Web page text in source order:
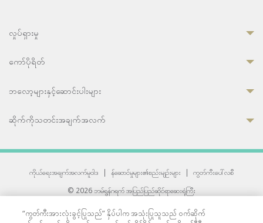
လှုပ်ရှားမှု
ကော်ပိုရိတ်
ဘလော့များနှင့်ဆောင်းပါးများ
ဆိုက်ကိုသတင်းအချက်အလက်
ကိုယ်ရေးအချက်အလက်မူဝါဒ | န်ဆောင်မှုများ၏စည်းမျဉ်းများ |
ကွတ်ကီးပေါ်လစီ
© 2026 ဘမ်ရွန်ဂရက် အပြည်ပြည်ဆိုင်ရာဆေးရုံကြီး
“ကွတ်ကီးအားလုံးခွင့်ပြုသည်” နှိပ်ပါက အသုံးပြုသူသည် ဝက်ဆိုက်